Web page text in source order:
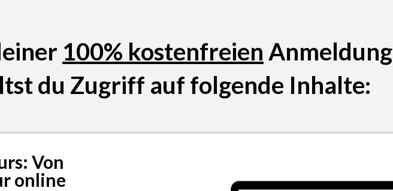
100% kostenfreien Anmeldung
du Zugriff auf folgende Inhalte:
Von
online